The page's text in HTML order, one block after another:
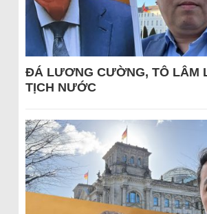
ĐÁ LƯƠNG CƯỜNG, TÔ LÂM
TỊCH NƯỚC